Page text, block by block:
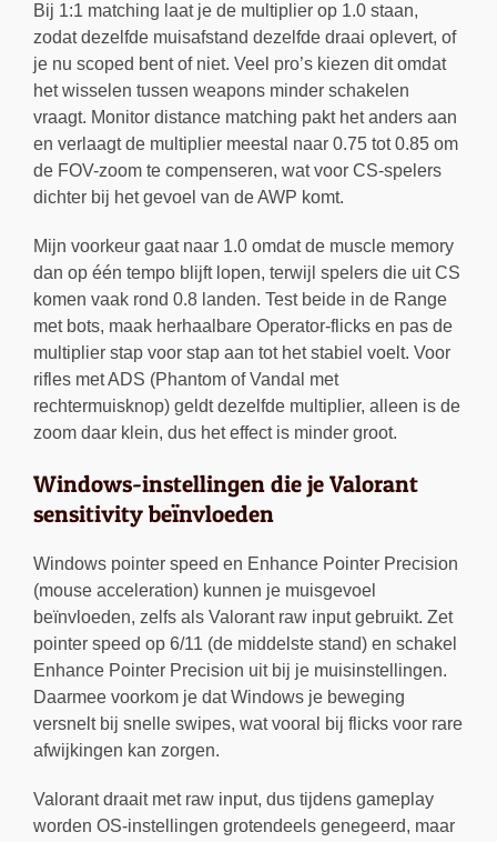
Bij 1:1 matching laat je de multiplier op 1.0 staan,
zodat dezelfde muisafstand dezelfde draai oplevert, of
je nu scoped bent of niet. Veel pro’s kiezen dit omdat
het wisselen tussen weapons minder schakelen
vraagt. Monitor distance matching pakt het anders aan
en verlaagt de multiplier meestal naar 0.75 tot 0.85 om
de FOV-zoom te compenseren, wat voor CS-spelers
dichter bij het gevoel van de AWP komt.
Mijn voorkeur gaat naar 1.0 omdat de muscle memory
dan op één tempo blijft lopen, terwijl spelers die uit CS
komen vaak rond 0.8 landen. Test beide in de Range
met bots, maak herhaalbare Operator-flicks en pas de
multiplier stap voor stap aan tot het stabiel voelt. Voor
rifles met ADS (Phantom of Vandal met
rechtermuisknop) geldt dezelfde multiplier, alleen is de
zoom daar klein, dus het effect is minder groot.
Windows-instellingen die je Valorant
sensitivity beïnvloeden
Windows pointer speed en Enhance Pointer Precision
(mouse acceleration) kunnen je muisgevoel
beïnvloeden, zelfs als Valorant raw input gebruikt. Zet
pointer speed op 6/11 (de middelste stand) en schakel
Enhance Pointer Precision uit bij je muisinstellingen.
Daarmee voorkom je dat Windows je beweging
versnelt bij snelle swipes, wat vooral bij flicks voor rare
afwijkingen kan zorgen.
Valorant draait met raw input, dus tijdens gameplay
worden OS-instellingen grotendeels genegeerd, maar